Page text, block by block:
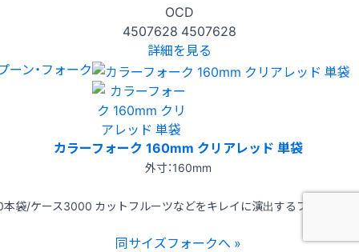
OCD
4507628 4507628
詳細を見る
ーン・フォーク
カラーフォーク 160mm クリアレッド 単袋
外寸：160mm
袋/ケース3000 カットフルーツなどをキレイに演出するフォークで
同サイズフォークへ »